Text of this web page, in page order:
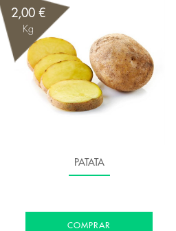
PATATA
2,00 €
Kg
COMPRAR